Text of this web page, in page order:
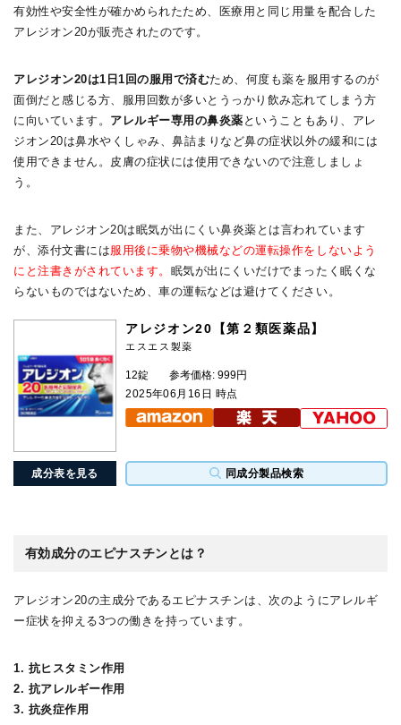
有効性や安全性が確かめられたため、医療用と同じ用量を配合した
アレジオン20が販売されたのです。
アレジオン20は1日1回の服用で済むため、何度も薬を服用するのが
面倒だと感じる方、服用回数が多いとうっかり飲み忘れてしまう方
に向いています。 アレルギー専用の鼻炎薬 ということもあり、アレ
ジオン20は鼻水やくしゃみ、鼻詰まりなど鼻の症状以外の緩和には
使用できません。皮膚の症状には使用できないので注意しましょ
う。
また、アレジオン20は眠気が出にくい鼻炎薬とは言われています
が、添付文書には服用後に乗物や機械などの運転操作をしないよう
にと注書きがされています。 眠気が出にくいだけでまったく眠くな
らないものではないため、車の運転などは避けてください。
成分表を見る 同成分製品検索
アレジオン20【第２類医薬品】
エスエス製薬
12錠
参考価格: 999円
2025年06月16日 時点
有効成分のエピナスチンとは？
アレジオン20の主成分であるエピナスチンは、次のようにアレルギ
ー症状を抑える3つの働きを持っています。
1. 抗ヒスタミン作用
2. 抗アレルギー作用
3. 抗炎症作用